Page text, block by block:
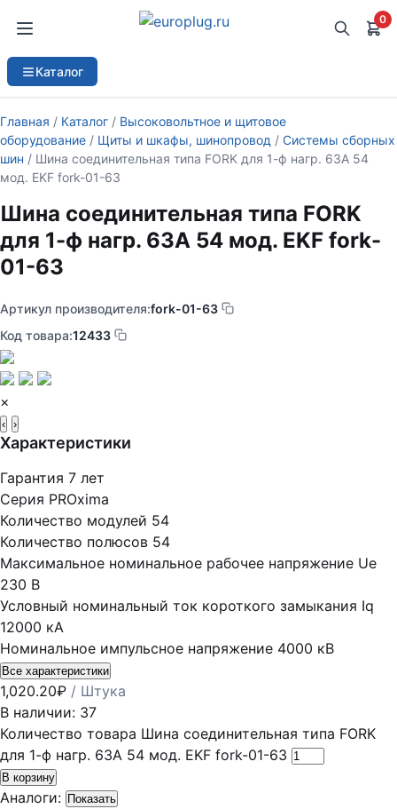
0
Каталог
Главная / Каталог / Высоковольтное и щитовое
оборудование / Щиты и шкафы, шинопровод / Системы сборных
шин / Шина соединительная типа FORK для 1-ф нагр. 63А 54
мод. EKF fork-01-63
Шина соединительная типа FORK
для 1-ф нагр. 63А 54 мод. EKF fork-
01-63
Артикул производителя:fork-01-63
Код товара:12433
×
‹ ›
Характеристики
Гарантия 7 лет
Серия PROxima
Количество модулей 54
Количество полюсов 54
Максимальное номинальное рабочее напряжение Ue
230 В
Условный номинальный ток короткого замыкания Iq
12000 кА
Номинальное импульсное напряжение 4000 кВ
Все характеристики
1,020.20₽ / Штука
В наличии: 37
Количество товара Шина соединительная типа FORK
для 1-ф нагр. 63А 54 мод. EKF fork-01-63
В корзину
Аналоги: Показать